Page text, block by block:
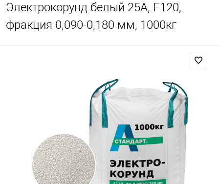
Электрокорунд белый 25А, F120,
фракция 0,090-0,180 мм, 1000кг